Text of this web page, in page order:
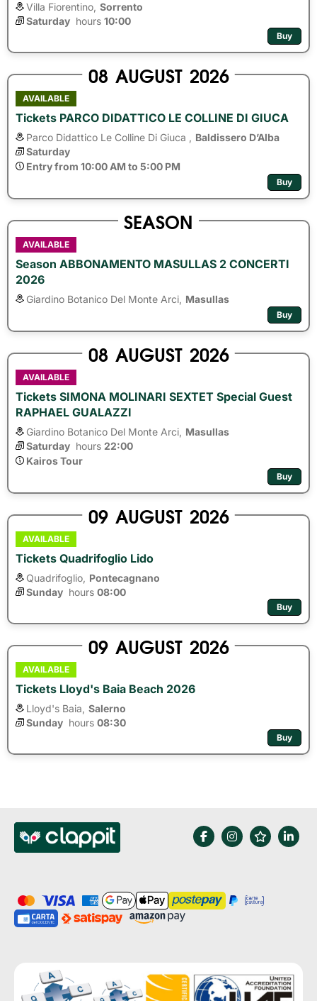
Villa Fiorentino, Sorrento
Saturday hours 10:00
Buy
08 AUGUST 2026
AVAILABLE
Tickets PARCO DIDATTICO LE COLLINE DI GIUCA
Parco Didattico Le Colline Di Giuca ,
Baldissero D’Alba
Saturday
Entry from 10:00 AM to 5:00 PM
Buy
SEASON
AVAILABLE
Season ABBONAMENTO MASULLAS 2 CONCERTI
2026
Giardino Botanico Del Monte Arci, Masullas
Buy
08 AUGUST 2026
AVAILABLE
Tickets SIMONA MOLINARI SEXTET Special Guest
RAPHAEL GUALAZZI
Giardino Botanico Del Monte Arci, Masullas
Saturday hours 22:00
Kairos Tour
Buy
09 AUGUST 2026
AVAILABLE
Tickets Quadrifoglio Lido
Quadrifoglio, Pontecagnano
Sunday hours 08:00
Buy
09 AUGUST 2026
AVAILABLE
Tickets Lloyd's Baia Beach 2026
Lloyd's Baia, Salerno
Sunday hours 08:30
Buy